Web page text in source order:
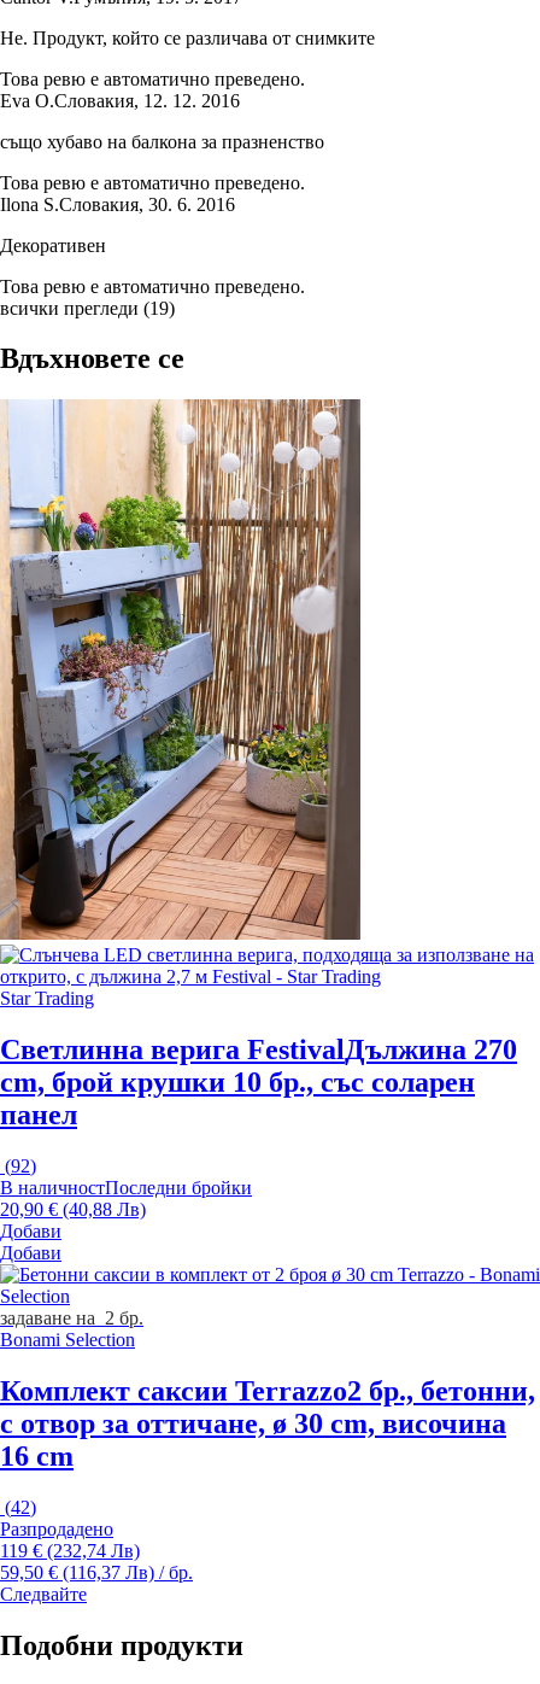
Не. Продукт, който се различава от снимките
Това ревю е автоматично преведено.
Eva O.Словакия, 12. 12. 2016
също хубаво на балкона за празненство
Това ревю е автоматично преведено.
Ilona S.Словакия, 30. 6. 2016
Декоративен
Това ревю е автоматично преведено.
всички прегледи (19)
Вдъхновете се
Star Trading
Светлинна верига FestivalДължина 270
cm, брой крушки 10 бр., със соларен
панел
(92)
В наличностПоследни бройки
20,90 € (40,88 Лв)
Добави
Добави
задаване на 2 бр.
Bonami Selection
Комплект саксии Terrazzo2 бр., бетонни,
с отвор за оттичане, ø 30 cm, височина
16 cm
(42)
Разпродадено
119 € (232,74 Лв)
59,50 € (116,37 Лв) / бр.
Следвайте
Подобни продукти